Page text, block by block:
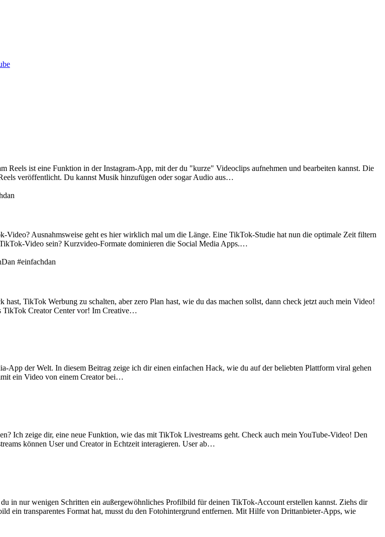
Reels ist eine Funktion in der Instagram-App, mit der du "kurze" Videoclips aufnehmen und bearbeiten kannst. Die
veröffentlicht. Du kannst Musik hinzufügen oder sogar Audio aus…
Ausnahmsweise geht es hier wirklich mal um die Länge. Eine TikTok-Studie hat nun die optimale Zeit filtern
Video sein? Kurzvideo-Formate dominieren die Social Media Apps.…
TikTok Werbung zu schalten, aber zero Plan hast, wie du das machen sollst, dann check jetzt auch mein Video!
TikTok Creator Center vor! Im Creative…
der Welt. In diesem Beitrag zeige ich dir einen einfachen Hack, wie du auf der beliebten Plattform viral gehen
ein Video von einem Creator bei…
Ich zeige dir, eine neue Funktion, wie das mit TikTok Livestreams geht. Check auch mein YouTube-Video! Den
können User und Creator in Echtzeit interagieren. User ab…
in nur wenigen Schritten ein außergewöhnliches Profilbild für deinen TikTok-Account erstellen kannst. Ziehs dir
ein transparentes Format hat, musst du den Fotohintergrund entfernen. Mit Hilfe von Drittanbieter-Apps, wie